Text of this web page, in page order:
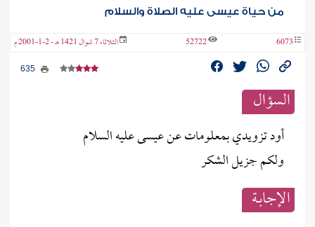
من حياة عيسى عليه الصلاة والسلام
6073
52722 الثلاثاء 7 شوال 1421 هـ - 2-1-2001 م
السؤال
أود تزويدي بمعلومات عن عيسى عليه السلام
ولكم جزيل الشكر
الإجابــة